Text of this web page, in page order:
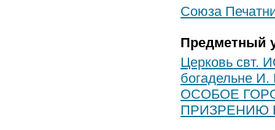
Союза
Предметный
Церковь
богадельне
ОСОБОЕ
ПРИЗРЕНИЮ